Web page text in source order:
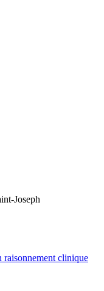
Joseph
raisonnement clinique